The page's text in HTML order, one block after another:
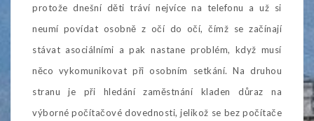
protože dnešní děti tráví nejvíce na telefonu a už si
neumí povídat osobně z očí do očí, čímž se začínají
stávat asociálními a pak nastane problém, když musí
něco vykomunikovat při osobním setkání. Na druhou
stranu je při hledání zaměstnání kladen důraz na
výborné počítačové dovednosti, jelikož se bez počítače